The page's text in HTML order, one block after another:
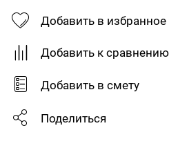
Добавить в избранное
Добавить к сравнению
Добавить в смету
Поделиться